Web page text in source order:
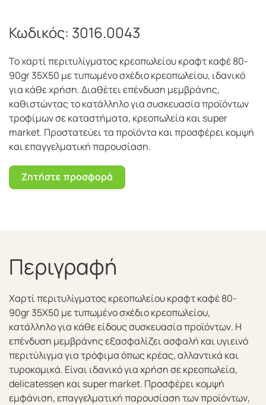
Κωδικός: 3016.0043
Το χαρτί περιτυλίγματος κρεοπωλείου κραφτ καφέ 80-
90gr 35Χ50 με τυπωμένο σχέδιο κρεοπωλείου, ιδανικό
για κάθε χρήση. Διαθέτει επένδυση μεμβράνης,
καθιστώντας το κατάλληλο για συσκευασία προϊόντων
τροφίμων σε καταστήματα, κρεοπωλεία και super
market. Προστατεύει τα προϊόντα και προσφέρει κομψή
και επαγγελματική παρουσίαση.
Ζητήστε προσφορά
Περιγραφή
Χαρτί περιτυλίγματος κρεοπωλείου κραφτ καφέ 80-
90gr 35Χ50 με τυπωμένο σχέδιο κρεοπωλείου,
κατάλληλο για κάθε είδους συσκευασία προϊόντων. Η
επένδυση μεμβράνης εξασφαλίζει ασφαλή και υγιεινό
περιτύλιγμα για τρόφιμα όπως κρέας, αλλαντικά και
τυροκομικά. Είναι ιδανικό για χρήση σε κρεοπωλεία,
delicatessen και super market. Προσφέρει κομψή
εμφάνιση, επαγγελματική παρουσίαση των προϊόντων,